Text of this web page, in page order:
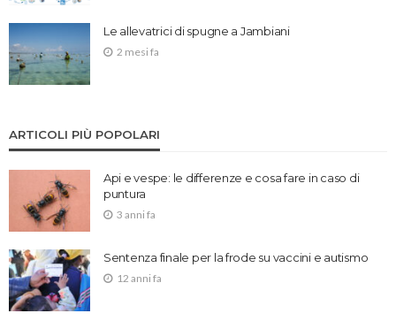
Le allevatrici di spugne a Jambiani
2 mesi fa
ARTICOLI PIÙ POPOLARI
Api e vespe: le differenze e cosa fare in caso di
puntura
3 anni fa
Sentenza finale per la frode su vaccini e autismo
12 anni fa